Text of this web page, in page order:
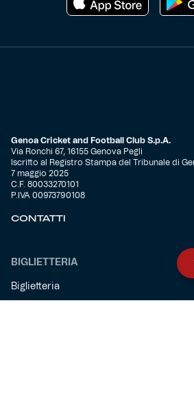
Genoa Cricket and Football Club S.p.A.
Via Ronchi 67, 16155 Genova Pegli
Iscritto al Registro Stampa del Tribunale di
7 maggio 2025
C.F. 80033270101
P.IVA 00973790108
CONTATTI
BIGLIETTERIA
Biglietteria